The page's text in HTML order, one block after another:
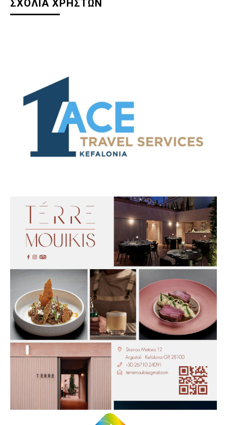
ΣΧΟΛΙΑ ΧΡΗΣΤΩΝ